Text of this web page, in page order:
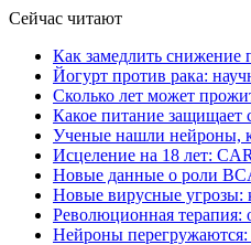
Сейчас читают
Как замедлить
Йогурт против рака:
Сколько лет может
Какое питание защищает
Ученые нашли нейроны,
Исцеление на 18 лет:
Новые данные о роли
Новые вирусные угрозы:
Революционная терапия:
Нейроны перегружаются: